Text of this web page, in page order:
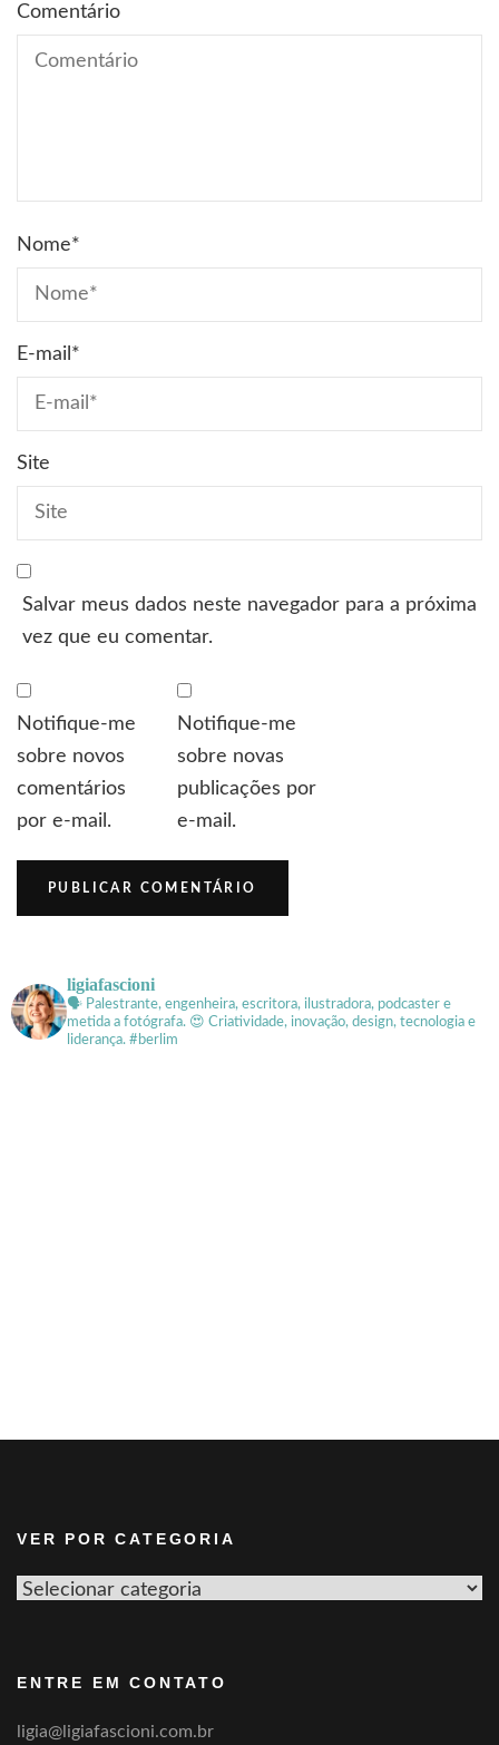
Comentário
Nome*
E-mail *
Site
Salvar meus dados neste navegador para a próxima
vez que eu comentar.
Notifique-me
sobre novos
comentários
por e-mail.
Notifique-me
sobre novas
publicações por
e-mail.
ligiafascioni
🗣 Palestrante, engenheira, escritora, ilustradora, podcaster e
metida a fotógrafa. 😍 Criatividade, inovação, design, tecnologia e
liderança. #berlim
VER POR CATEGORIA
Ver
ENTRE EM CONTATO
ligia@ligiafascioni.com.br